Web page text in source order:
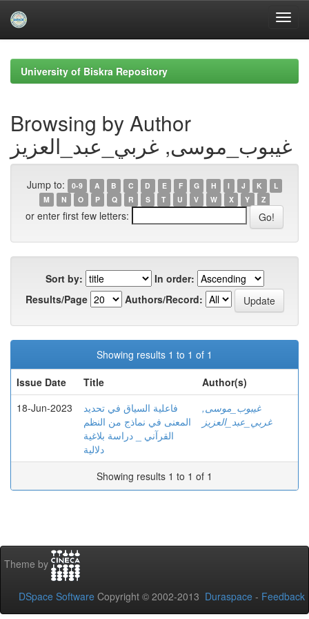
navigationUniversity of Biskra Repository
Browsing by Author
غيبوب_موسى, غربي_عبد_العزيز
Jump to: 0-9 A B C D E F G H I J K
L
M
N O P Q R S T U V W X Y Z
or enter first few letters:
Sort by:
In order:
Results/Page
Authors/Record:
Showing results 1 to 1 of 1
Issue Date
Title
Author(s)
18-Jun-2023
فاعلية السياق في تحديد
المعنى في نماذج من النظم
القرآني _ دراسة بلاغية
دلالية
غيبوب_موسى,
غربي_عبد_العزيز
Showing results 1 to 1 of 1
Theme by
DSpace Software Copyright © 2002-2013 Duraspace - Feedback